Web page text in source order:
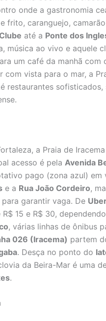
onde a gastronomia
frito, caranguejo,
até a Ponte dos
música ao vivo e aquele
um café da manhã com
vista para o mar, a
restaurantes sofisticados,
a Praia de
acesso é pela Avenida
pago (zona azul) em
e a Rua João Cordeiro,
garantir vaga. De
15 e R$ 30,
, várias linhas de ônibus
026 (Iracema) partem
. Desça no ponto do
da Beira-Mar é uma
.